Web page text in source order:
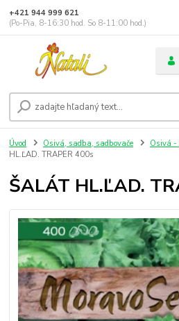
+421 944 999 621
(Po-Pia, 8-16:30 hod. So 8-11:00 hod.)
Úvod Osivá, sadba, sadbovače Osivá -
HL.ĽAD. TRAPER 400s
ŠALÁT HL.ĽAD.